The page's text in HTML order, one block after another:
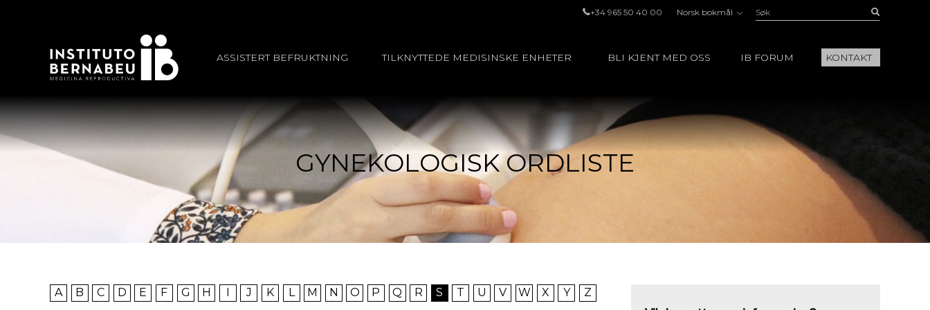
+34 965 50 40 00 Norsk bokmål Søk:
ASSISTERT BEFRUKTNING TILKNYTTEDE MEDISINSKE ENHETER BLI KJENT MED OSS IB FORUM KONTAKT
GYNEKOLOGISK ORDLISTE
A B C D E F G H I J K L M N O P Q R S T U V W X Y Z